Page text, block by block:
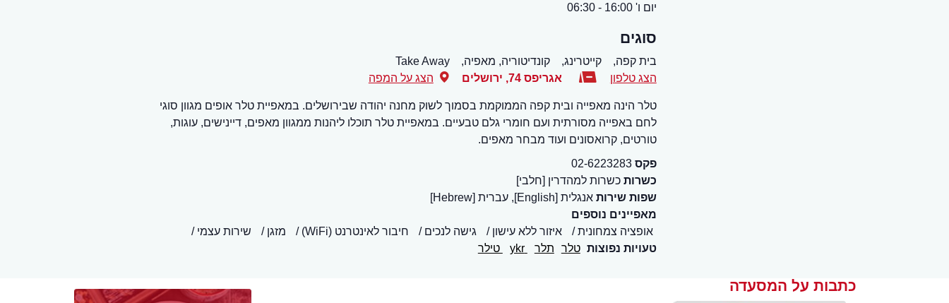
יום ו' 16:00 - 06:30
סוגים
בית קפה, קייטרינג, קונדיטוריה, מאפיה,
Take Away
הצג טלפון
אגריפס 74 , ירושלים הצג על המפה
טלר הינה מאפייה ובית קפה הממוקמת בסמוך לשוק מחנה יהודה שבירושלים. במאפיית טלר אופים מגוון סוגי
לחם באפייה מסורתית ועם חומרי גלם טבעיים. במאפיית טלר תוכלו ליהנות ממגוון מאפים, דיינישים, עוגות,
טורטים, קרואסונים ועוד מבחר מאפים.
פקס 02-6223283
כשרות כשרות למהדרין [חלבי]
שפות שירות אנגלית [English], עברית [Hebrew]
מאפיינים נוספים
אופציה צמחונית
איזור ללא עישון גישה לנכים חיבור לאינטרנט (WiFi) מזגן
שירות עצמי
טעויות נפוצות טלר תלר ykr טילר
כתבות על המסעדה